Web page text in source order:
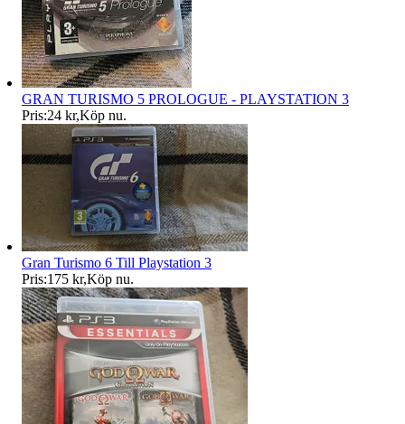
GRAN TURISMO 5 PROLOGUE - PLAYSTATION 3
Pris:24 kr,Köp nu.
Gran Turismo 6 Till Playstation 3
Pris:175 kr,Köp nu.